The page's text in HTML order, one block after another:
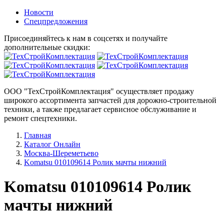
Новости
Спецпредложения
Присоединяйтесь к нам в соцсетях и получайте
дополнительные скидки:
ООО "ТехСтройКомплектация" осуществляет продажу
широкого ассортимента запчастей для дорожно-строительной
техники, а также предлагает сервисное обслуживание и
ремонт спецтехники.
Главная
Каталог Онлайн
Москва-Шереметьево
Komatsu 010109614 Ролик мачты нижний
Komatsu 010109614 Ролик
мачты нижний